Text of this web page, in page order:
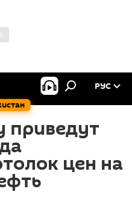
РУС
приведут
цен на